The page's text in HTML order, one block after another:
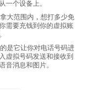
一个设备上。
大范围内，想打多少免
需要充钱到你的虚拟账
是它让你对电话号码进
虚拟号码发送和接收到
音消息和图片。
些因为工作用途需要第